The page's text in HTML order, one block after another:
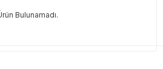
Bulunamadı.